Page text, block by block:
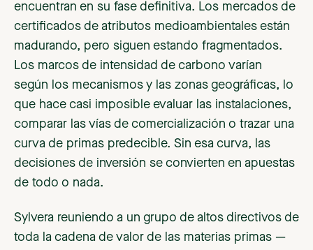
encuentran en su fase definitiva. Los mercados de
certificados de atributos medioambientales están
madurando, pero siguen estando fragmentados.
Los marcos de intensidad de carbono varían
según los mecanismos y las zonas geográficas, lo
que hace casi imposible evaluar las instalaciones,
comparar las vías de comercialización o trazar una
curva de primas predecible. Sin esa curva, las
decisiones de inversión se convierten en apuestas
de todo o nada.
Sylvera reuniendo a un grupo de altos directivos de
toda la cadena de valor de las materias primas —